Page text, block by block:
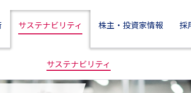
企業情報
製品情報
技術開発とイノベーション
サステナビリティ
サステナビリティ
株主・投資家情報
株主・投資家情報
採